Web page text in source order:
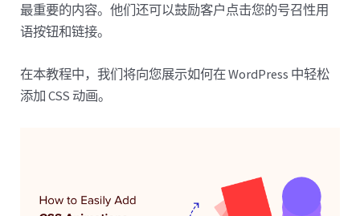
最重要的内容。他们还可以鼓励客户点击您的号召性用
语按钮和链接。
在本教程中，我们将向您展示如何在 WordPress 中轻松
添加 CSS 动画。